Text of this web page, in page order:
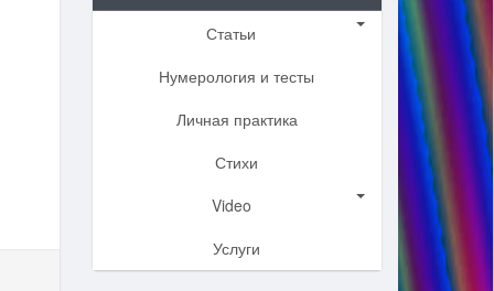
Статьи
Нумерология и тесты
Личная практика
Стихи
Video
Услуги